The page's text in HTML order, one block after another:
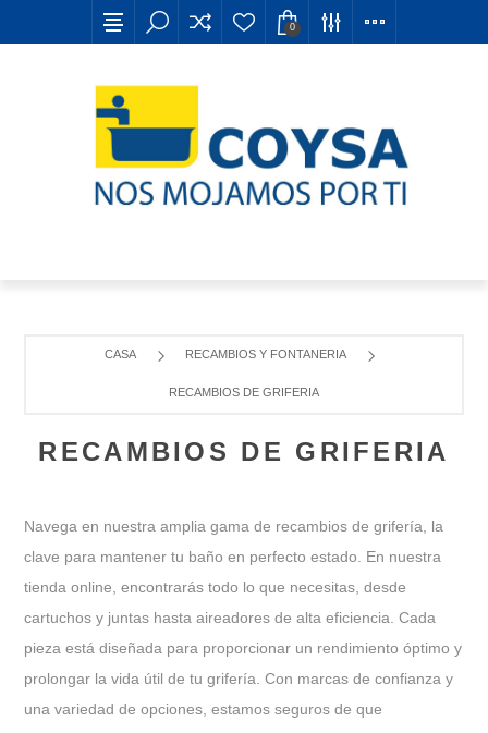
0
CASA RECAMBIOS Y FONTANERIA
RECAMBIOS DE GRIFERIA
RECAMBIOS DE GRIFERIA
Navega en nuestra amplia gama de recambios de grifería, la
clave para mantener tu baño en perfecto estado. En nuestra
tienda online, encontrarás todo lo que necesitas, desde
cartuchos y juntas hasta aireadores de alta eficiencia. Cada
pieza está diseñada para proporcionar un rendimiento óptimo y
prolongar la vida útil de tu grifería. Con marcas de confianza y
una variedad de opciones, estamos seguros de que